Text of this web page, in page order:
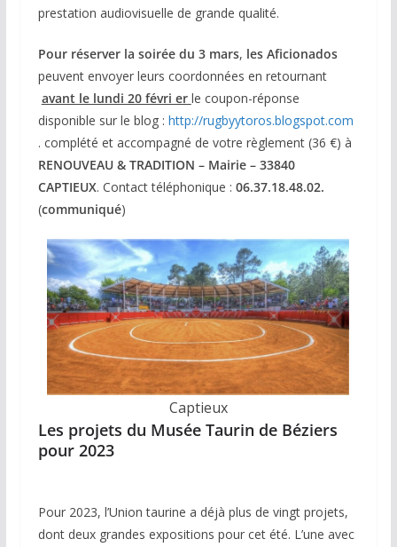
prestation audiovisuelle de grande qualité.
Pour réserver la soirée du 3 mars, les Aficionados
peuvent envoyer leurs coordonnées en retournant
avant le lundi 20 févri er le coupon-réponse
disponible sur le blog : http://rugbyytoros.blogspot.com
. complété et accompagné de votre règlement (36 €) à
RENOUVEAU & TRADITION – Mairie – 33840
CAPTIEUX. Contact téléphonique : 06.37.18.48.02.
(communiqué)
Captieux
Les projets du Musée Taurin de Béziers
pour 2023
Pour 2023, l’Union taurine a déjà plus de vingt projets,
dont deux grandes expositions pour cet été. L’une avec